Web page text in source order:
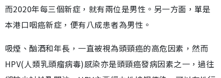
而2020年每三個新症，就有兩位是男性。另一方面，單是
本港口咽癌新症，便有八成患者為男性。
吸煙、酗酒和年長，一直被視為頭頸癌的高危因素，然而
HPV(人類乳頭瘤病毒)感染亦是頭頸癌發病因素之一，過往